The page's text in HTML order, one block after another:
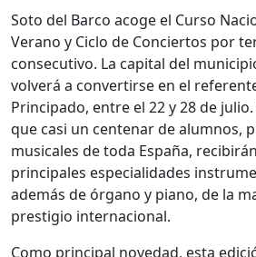
Soto del Barco acoge el Curso
Verano y Ciclo de Conciertos por
consecutivo. La capital del
volverá a convertirse en el
Principado, entre el 22 y 28 de
que casi un centenar de alumnos,
musicales de toda España,
principales especialidades
además de órgano y piano, de la
prestigio internacional.
Como principal novedad, esta